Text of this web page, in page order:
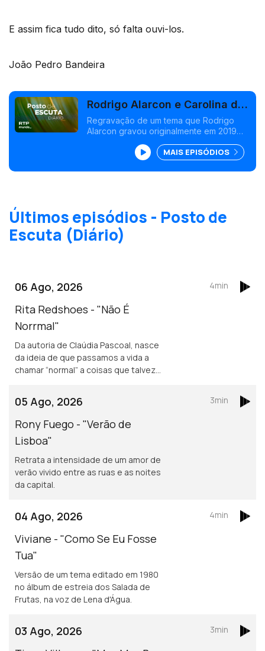
E assim fica tudo dito, só falta ouvi-los.
João Pedro Bandeira
Rodrigo Alarcon e Carolina de
Deus -"Apesar de Querer
(Acústica)"
Regravação de um tema que Rodrigo
Alarcon gravou originalmente em 2019
em modo acústico e com a portuguesa
Carolina de Deus.
MAIS EPISÓDIOS
Últimos episódios - Posto de
Escuta (Diário)
06 Ago, 2026
Rita Redshoes - "Não É
Norrmal"
Da autoria de Claúdia Pascoal, nasce
da ideia de que passamos a vida a
chamar “normal” a coisas que talvez
4min
05 Ago, 2026
Rony Fuego - "Verão de
Lisboa"
Retrata a intensidade de um amor de
verão vivido entre as ruas e as noites
da capital.
3min
04 Ago, 2026
Viviane - "Como Se Eu Fosse
Tua"
Versão de um tema editado em 1980
no álbum de estreia dos Salada de
Frutas, na voz de Lena d'Água.
4min
03 Ago, 2026
3min